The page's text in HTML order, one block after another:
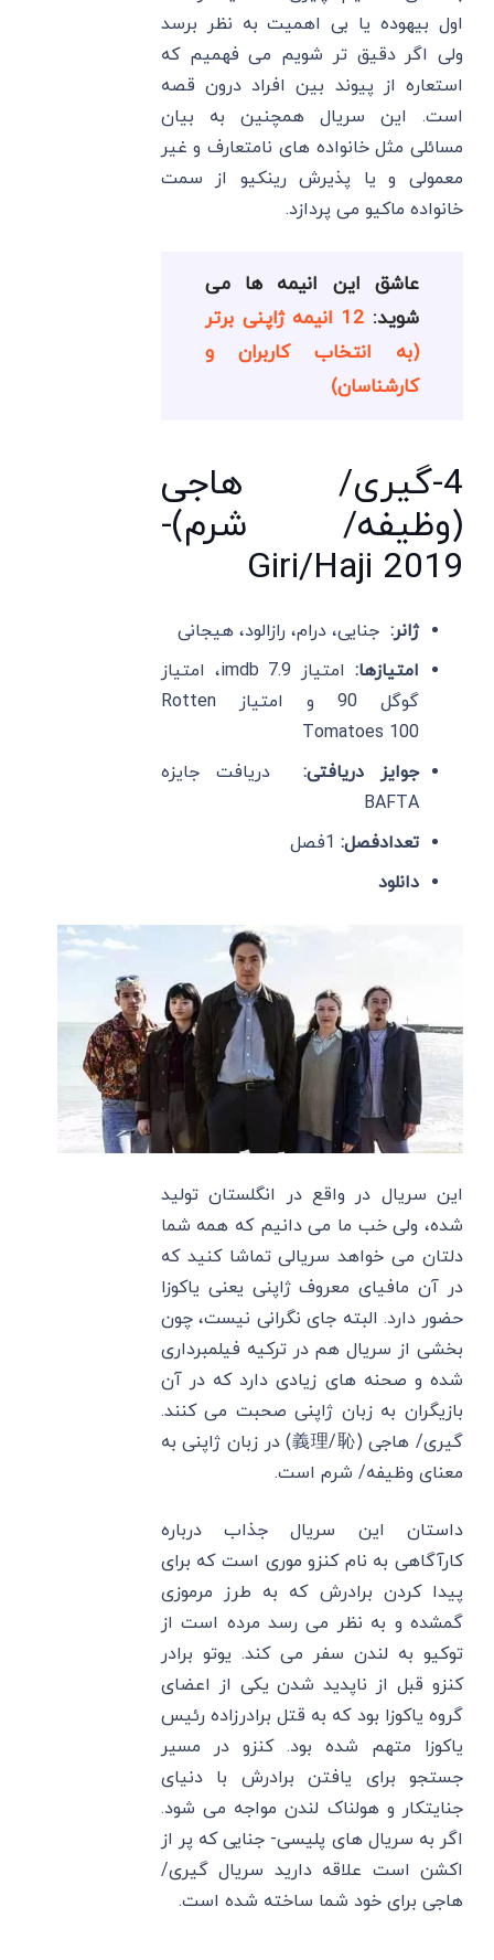
اول بیهوده یا بی اهمیت به نظر برسد
ولی اگر دقیق تر شویم می فهمیم که
استعاره از پیوند بین افراد درون قصه
است. این سریال همچنین به بیان
مسائلی مثل خانواده های نامتعارف و غیر
معمولی و یا پذیرش رینکیو از سمت
خانواده ماکیو می پردازد.
عاشق این انیمه ها می
شوید:
12 انیمه ژاپنی برتر
(به انتخاب کاربران و
کارشناسان)
4-گیری/ هاجی
(وظیفه/ شرم)-
Giri/Haji 2019
ژانر: جنایی، درام، رازالود، هیجانی
امتیازها:
امتیاز imdb 7.9، امتیاز
گوگل 90 و امتیاز Rotten
Tomatoes 100
جوایز دریافتی:
دریافت جایزه
BAFTA
تعدادفصل:
دانلود
این سریال در واقع در انگلستان تولید
شده، ولی خب ما می دانیم که همه شما
دلتان می خواهد سریالی تماشا کنید که
در آن مافیای معروف ژاپنی یعنی یاکوزا
حضور دارد. البته جای نگرانی نیست، چون
بخشی از سریال هم در ترکیه فیلمبرداری
شده و صحنه های زیادی دارد که در آن
بازیگران به زبان ژاپنی صحبت می کنند.
گیری/ هاجی (義理/恥) در زبان ژاپنی به
معنای وظیفه/ شرم است.
داستان این سریال جذاب درباره
کارآگاهی به نام کنزو موری است که برای
پیدا کردن برادرش که به طرز مرموزی
گمشده و به نظر می رسد مرده است از
توکیو به لندن سفر می کند. یوتو برادر
کنزو قبل از ناپدید شدن یکی از اعضای
گروه یاکوزا بود که به قتل برادرزاده رئیس
یاکوزا متهم شده بود. کنزو در مسیر
جستجو برای یافتن برادرش با دنیای
جنایتکار و هولناک لندن مواجه می شود.
اگر به سریال های پلیسی- جنایی که پر از
اکشن است علاقه دارید سریال گیری/
هاجی برای خود شما ساخته شده است.